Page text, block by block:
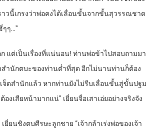
าวนี้เกรงว่าพ่อคงได้เลื่อนขั้นจากขั้นสุวรรณชาด
ๆ…”
ก แต่เป็นเรื่องที่แน่นอน! ท่านพ่อข้าไปสอบถามมา
สำนักตบะของท่านต่ำที่สุด อีกไม่นานท่านก็ต้อง
จ็ดสำนักแล้ว หากท่านยังไม่รีบเลื่อนขั้นสู่ขั้นปฐม
งเสียหน้ามากแน่” เยี่ยนจื่อเสาเอ่ยอย่างจริงจัง
เยี่ยนชิงตบศีรษะลูกชาย “เจ้ากล้าเร่งพ่อของเจ้า